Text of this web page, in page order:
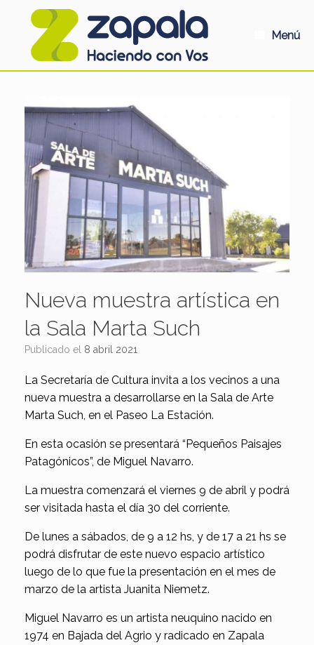
Menú
Nueva muestra artística en
la Sala Marta Such
Publicado el 8 abril 2021
La Secretaría de Cultura invita a los vecinos a una
nueva muestra a desarrollarse en la Sala de Arte
Marta Such, en el Paseo La Estación.
En esta ocasión se presentará “Pequeños Paisajes
Patagónicos”, de Miguel Navarro.
La muestra comenzará el viernes 9 de abril y podrá
ser visitada hasta el día 30 del corriente.
De lunes a sábados, de 9 a 12 hs, y de 17 a 21 hs se
podrá disfrutar de este nuevo espacio artístico
luego de lo que fue la presentación en el mes de
marzo de la artista Juanita Niemetz.
Miguel Navarro es un artista neuquino nacido en
1974 en Bajada del Agrio y radicado en Zapala